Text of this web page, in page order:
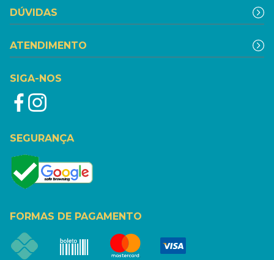
DÚVIDAS
ATENDIMENTO
SIGA-NOS
SEGURANÇA
FORMAS DE PAGAMENTO